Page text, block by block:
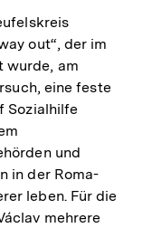
out“, der im
wurde, am
eine feste
Sozialhilfe
und
in der Roma-
leben. Für die
mehrere